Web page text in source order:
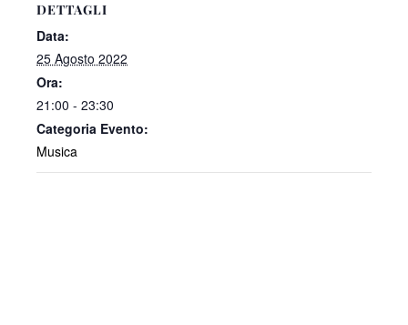
DETTAGLI
Data:
25 Agosto 2022
Ora:
21:00 - 23:30
Categoria Evento:
Musica